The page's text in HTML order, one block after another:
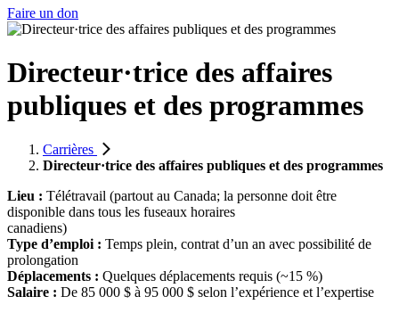
Faire un don
Directeur·trice des affaires
publiques et des programmes
Carrières
Directeur·trice des affaires publiques et des programmes
Lieu : Télétravail (partout au Canada; la personne doit être
disponible dans tous les fuseaux horaires
canadiens)
Type d’emploi : Temps plein, contrat d’un an avec possibilité de
prolongation
Déplacements : Quelques déplacements requis (~15 %)
Salaire : De 85 000 $ à 95 000 $ selon l’expérience et l’expertise